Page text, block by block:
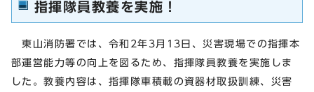
指揮隊員教養を実施！
東山消防署では、令和2年3月13日、災害現場での指揮本
部運営能力等の向上を図るため、指揮隊員教養を実施しま
した。教養内容は、指揮隊車積載の資器材取扱訓練、災害